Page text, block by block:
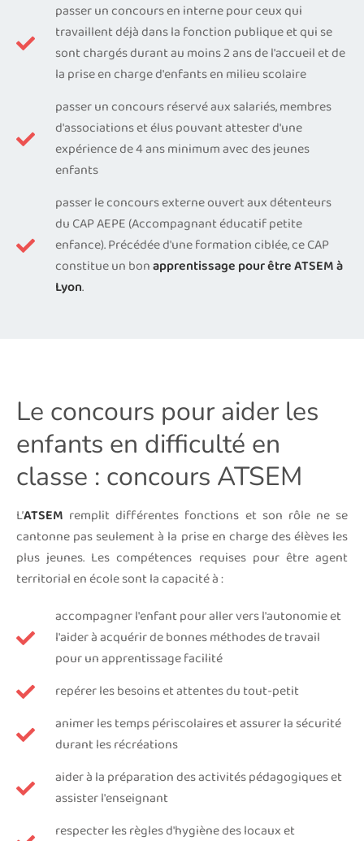
passer un concours en interne pour ceux qui
travaillent déjà dans la fonction publique et qui se
sont chargés durant au moins 2 ans de l'accueil et de
la prise en charge d'enfants en milieu scolaire
passer un concours réservé aux salariés, membres
d'associations et élus pouvant attester d'une
expérience de 4 ans minimum avec des jeunes
enfants
passer le concours externe ouvert aux détenteurs
du CAP AEPE (Accompagnant éducatif petite
enfance). Précédée d'une formation ciblée, ce CAP
constitue un bonapprentissage pour être ATSEM à
Lyon.
Le concours pour aider les
enfants en difficulté en
classe : concours ATSEM
L’ATSEM remplit différentes fonctions et son rôle ne se
cantonne pas seulement à la prise en charge des élèves les
plus jeunes. Les compétences requises pour être agent
territorial en école sont la capacité à :
accompagner l'enfant pour aller vers l'autonomie et
l'aider à acquérir de bonnes méthodes de travail
pour un apprentissage facilité
repérer les besoins et attentes du tout-petit
animer les temps périscolaires et assurer la sécurité
durant les récréations
aider à la préparation des activités pédagogiques et
assister l'enseignant
respecter les règles d'hygiène des locaux et